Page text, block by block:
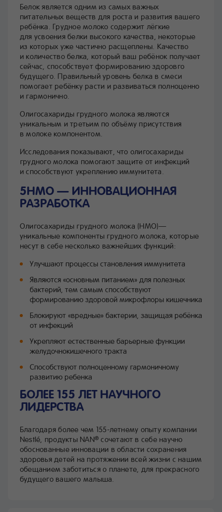
Белок является одним из самых важных
питательных веществ для роста и развития вашего
ребёнка. Грудное молоко содержит лёгкие
для усвоения белки высокого качества, некоторые
из которых уже частично расщеплены. Качество
и количество белка, который ваш ребёнок получает
сейчас, способствует формированию здоровго
будущего. Правильный уровень белка в смеси
помогает ребёнку расти и развиваться полноценно
и гармонично.
Олигосахариды грудного молока являются
уникальным и третьим по объёму присутствия
в молоке компонентом.
Исследования показывают, что олигосахариды
грудного молока помогают защите от инфекций
и способствуют укреплению иммунитета.
5HMO — ИННОВАЦИОННАЯ
РАЗРАБОТКА
Олигосахариды грудного молока (HMO)—
уникальные компоненты грудного молока, которые
несут в себе несколько важнейших функций:
Улучшают процессы становления иммунитета
Являются «основным питанием» для полезных
бактерий, тем самым способствуют
формированию здоровой микрофлоры кишечника
Блокируют «вредные» бактерии, защищая ребёнка
от инфекций
Укрепляют естественные барьерные функции
желудочнокишечного тракта
Способствуют полноценному гармоничному
развитию ребенка
БОЛЕЕ 155 ЛЕТ НАУЧНОГО
ЛИДЕРСТВА
Благодаря более чем 155-летнему опыту компании
Nestlé, продукты NAN® сочетают в себе научно
обоснованные инновации в области сохранения
здоровья детей на протяжении всей жизни с нашим
обещанием заботиться о планете, для прекрасного
будущего вашего малыша.